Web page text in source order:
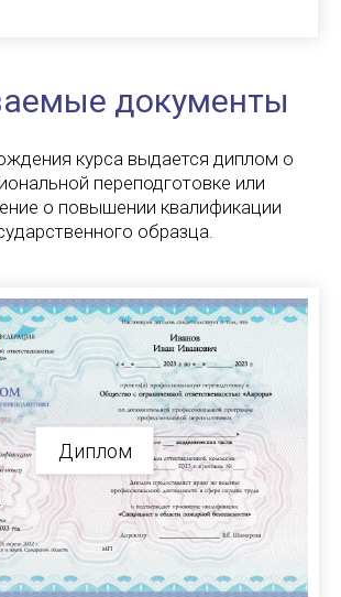
документы
курса выдается диплом о
переподготовке или
о повышении квалификации
образца.
Диплом